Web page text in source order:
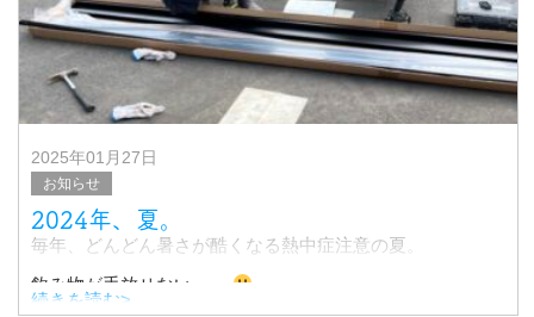
写真もまたまた土間打ちばかり。。。
もう少し
2025年01月27日
お知らせ
2024年、夏。
毎年、どんどん暑さが酷くなる熱中症注意の夏。
飲み物が手放せない。。
続きを読む>